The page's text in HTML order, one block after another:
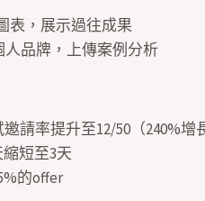
表，展示過往成果
人品牌，上傳案例分析
請率提升至12/50（240%增
短至3天
的offer